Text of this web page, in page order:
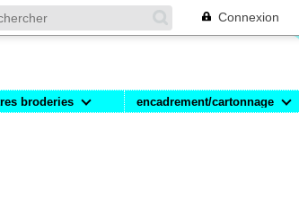
Connexion
broderies encadrement/cartonnage